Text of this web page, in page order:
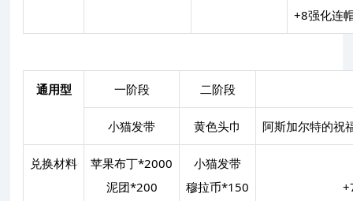
+8强化连
通用型 一阶段 二阶段
小猫发带 黄色头巾 阿斯加尔特的祝
兑换材料
苹果布丁*2000
泥团*200
小猫发带
穆拉币*150